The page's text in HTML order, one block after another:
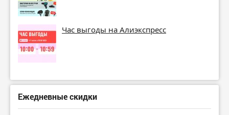
Час выгоды на Алиэкспресс
Ежедневные скидки